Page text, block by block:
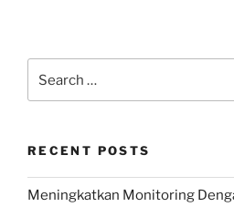
RECENT POSTS
Meningkatkan Monitoring